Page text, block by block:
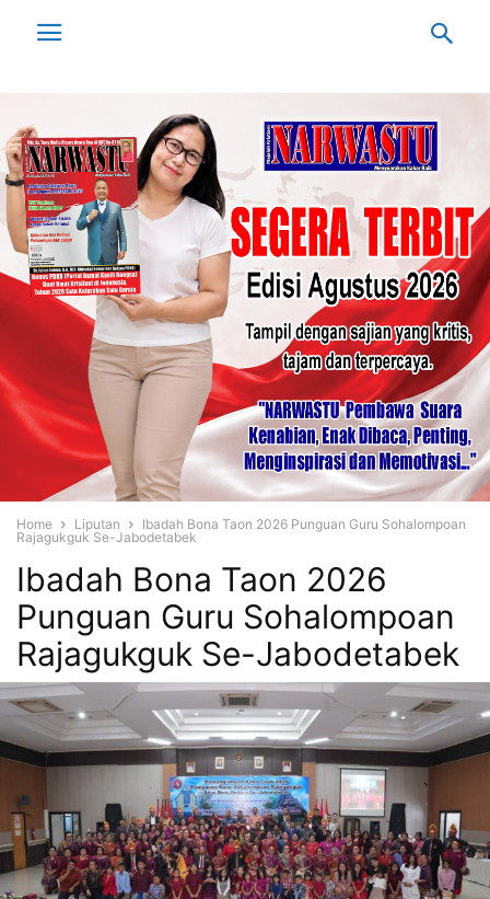
Home Liputan
Ibadah Bona Taon 2026 Punguan Guru Sohalompoan
Rajagukguk Se-Jabodetabek
Ibadah Bona Taon 2026
Punguan Guru Sohalompoan
Rajagukguk Se-Jabodetabek